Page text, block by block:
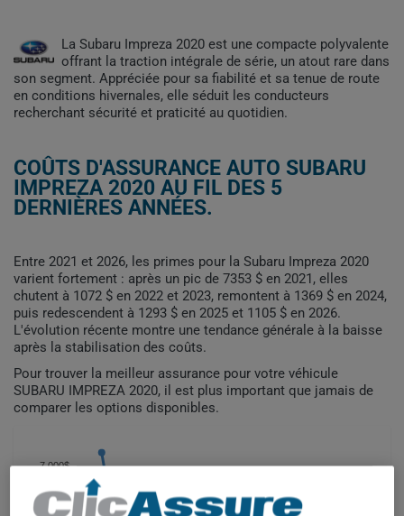
La Subaru Impreza 2020 est une compacte polyvalente
offrant la traction intégrale de série, un atout rare dans
son segment. Appréciée pour sa fiabilité et sa tenue de route
en conditions hivernales, elle séduit les conducteurs
recherchant sécurité et praticité au quotidien.
COÛTS D'ASSURANCE AUTO SUBARU
IMPREZA 2020 AU FIL DES 5
DERNIÈRES ANNÉES.
Entre 2021 et 2026, les primes pour la Subaru Impreza 2020
varient fortement : après un pic de 7353 $ en 2021, elles
chutent à 1072 $ en 2022 et 2023, remontent à 1369 $ en 2024,
puis redescendent à 1293 $ en 2025 et 1105 $ en 2026.
L'évolution récente montre une tendance générale à la baisse
après la stabilisation des coûts.
Pour trouver la meilleur assurance pour votre véhicule
SUBARU IMPREZA 2020, il est plus important que jamais de
comparer les options disponibles.
6 000$
7 000$